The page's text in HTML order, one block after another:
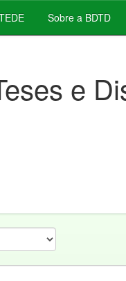
Sobre a BDTD
e